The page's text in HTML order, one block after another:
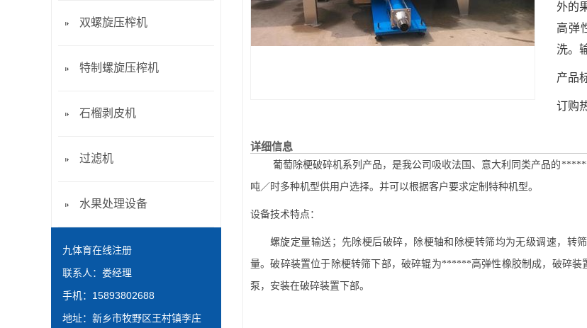
外的
高弹
洗。
产品
订购
详细信息
葡萄除梗破碎机系列产品，是我公司吸收法国、意大利同类产品的
吨／时多种机型供用户选择。并可 以根据客户要求定制 特种机型。
设备技术特点：
螺旋定量输送；先除梗后破碎 ， 除梗轴和除梗转筛均为无级调速，转
量。破碎装置位于除梗转筛下部，破碎辊为******高弹性橡胶制成，破碎
泵，安装在破碎装置下部。
双螺旋压榨机
特制螺旋压榨机
石榴剥皮机
过滤机
水果处理设备
九体育在线注册
联系人：娄经理
手机：15893802688
地址：新乡市牧野区王村镇李庄